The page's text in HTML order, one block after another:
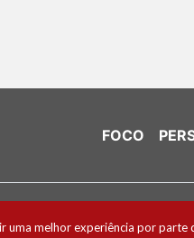
FOCO
uma melhor experiência por